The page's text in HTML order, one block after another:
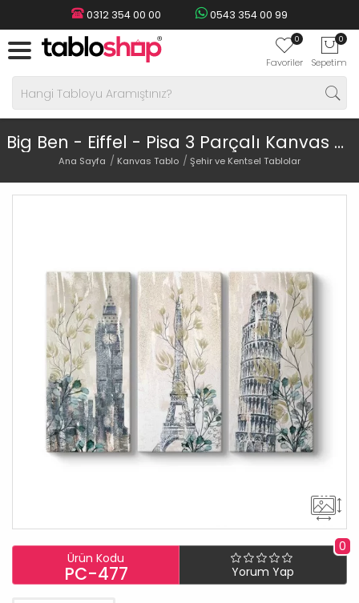
0312 354 00 00 0543 354 00 99
0
Favoriler
0
Sepetim
Big Ben - Eiffel - Pisa 3 Parçalı Kanvas Tablo
Ana Sayfa Kanvas Tablo Şehir ve Kentsel Tablolar
Ürün Kodu
PC-477
0
Yorum Yap